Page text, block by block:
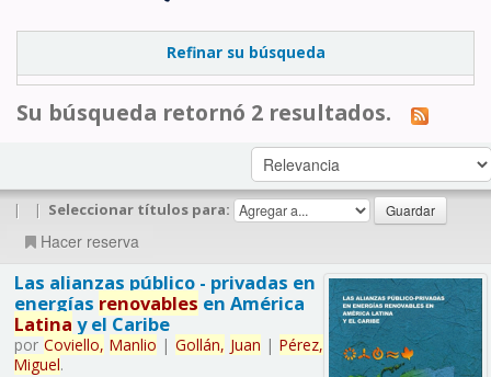
Refinar su búsqueda
Su búsqueda retornó 2 resultados.
| | Seleccionar títulos para:
Hacer reserva
Las alianzas público - privadas en
energías renovables en América
Latina y el Caribe
por Coviello, Manlio | Gollán, Juan | Pérez,
Miguel.